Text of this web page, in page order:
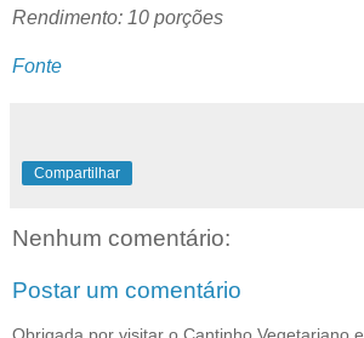
Rendimento: 10 porções
Fonte
Compartilhar
Nenhum comentário:
Postar um comentário
Obrigada por visitar o Cantinho Vegetariano e